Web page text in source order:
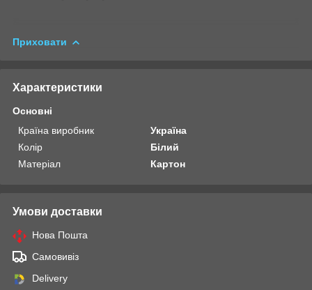
Приховати
Характеристики
Основні
Країна виробник
Україна
Колір
Білий
Матеріал
Картон
Умови доставки
Нова Пошта
Самовивіз
Delivery